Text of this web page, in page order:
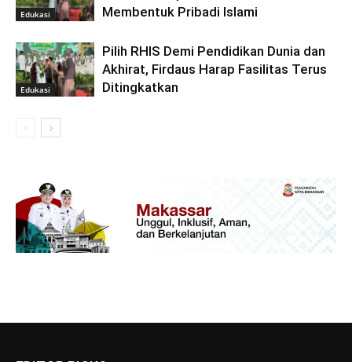
Edukasi
Membentuk Pribadi Islami
Edukasi
Pilih RHIS Demi Pendidikan Dunia dan
Akhirat, Firdaus Harap Fasilitas Terus
Ditingkatkan